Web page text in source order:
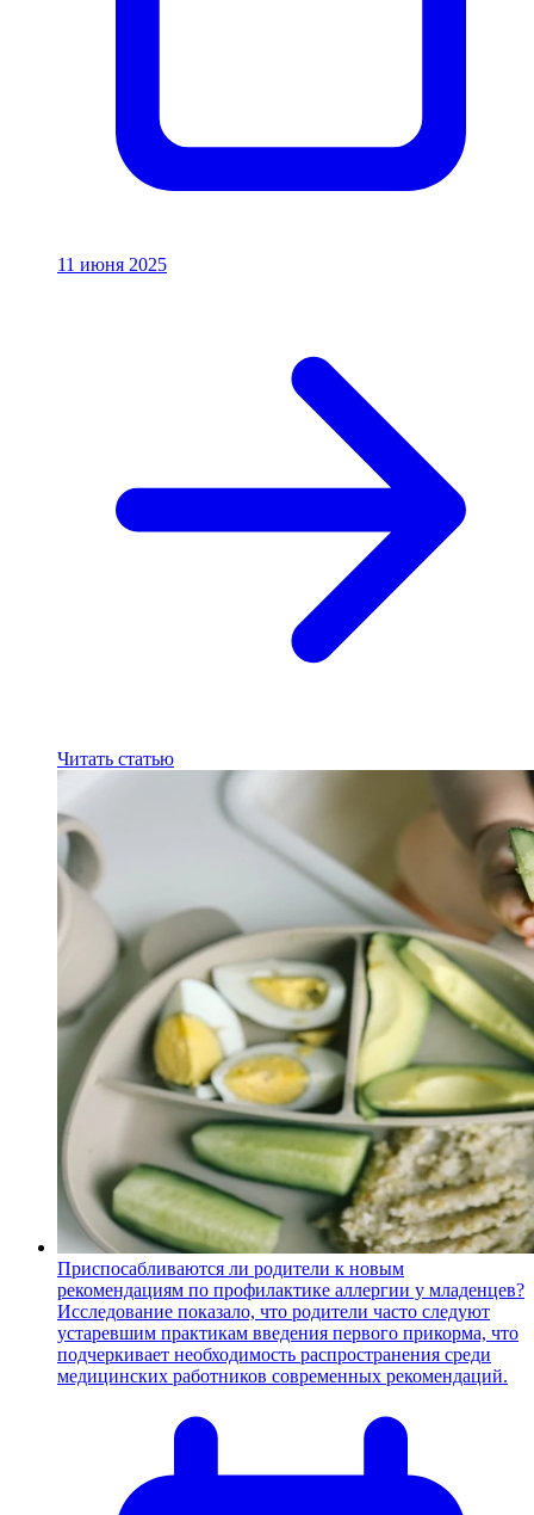
11 июня 2025
Читать статью
Приспосабливаются ли родители к новым
рекомендациям по профилактике аллергии у младенцев?
Исследование показало, что родители часто следуют
устаревшим практикам введения первого прикорма, что
подчеркивает необходимость распространения среди
медицинских работников современных рекомендаций.